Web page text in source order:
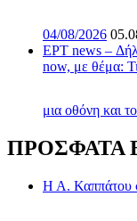
04/08/2026
ΕΡΤ news –
now, με θέμα:
μια οθόνη και
ΠΡΟΣΦΑΤΑ
Η Α. Καππάτου